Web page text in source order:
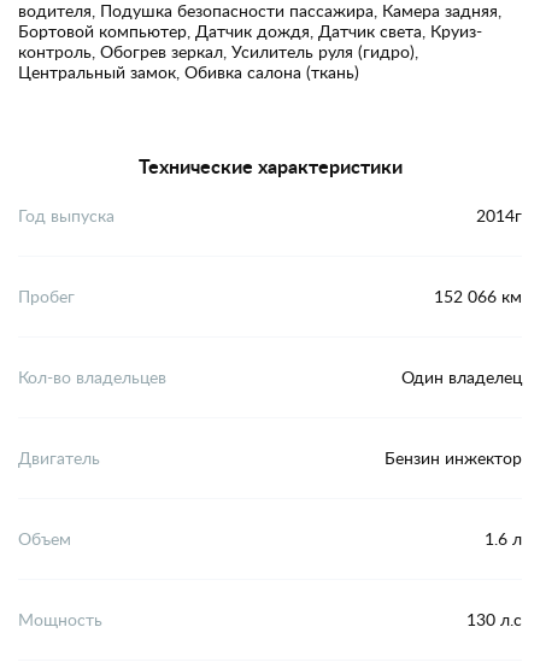
водителя, Подушка безопасности пассажира, Камера задняя,
Бортовой компьютер, Датчик дождя, Датчик света, Круиз-
контроль, Обогрев зеркал, Усилитель руля (гидро),
Центральный замок, Обивка салона (ткань)
Технические характеристики
Год выпуска 2014г
Пробег 152 066 км
Кол-во владельцев Один владелец
Двигатель Бензин инжектор
Объем 1.6 л
Мощность 130 л.с